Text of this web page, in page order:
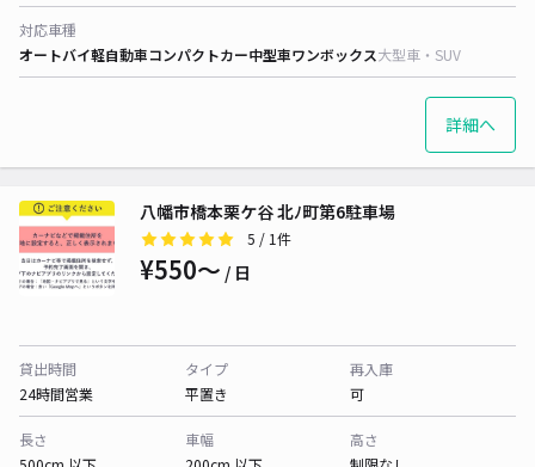
対応車種
オートバイ軽自動車コンパクトカー中型車ワンボックス大型車・SUV
詳細へ
八幡市橋本栗ケ谷 北ﾉ町第6駐車場
5 / 1件
¥550〜 / 日
貸出時間
24時間営業
タイプ
平置き
再入庫
可
長さ
車幅
高さ